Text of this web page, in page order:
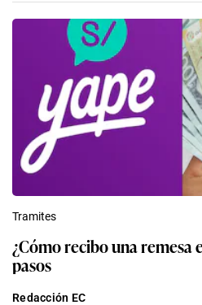
Tramites
¿Cómo recibo una remesa
pasos
Redacción EC